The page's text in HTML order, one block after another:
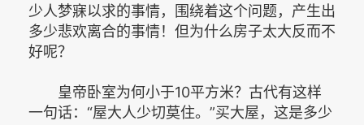
少人梦寐以求的事情，围绕着这个问题，产生出
多少悲欢离合的事情！但为什么房子太大反而不
好呢？
皇帝卧室为何小于10平方米？古代有这样
一句话：“屋大人少切莫住。”买大屋，这是多少